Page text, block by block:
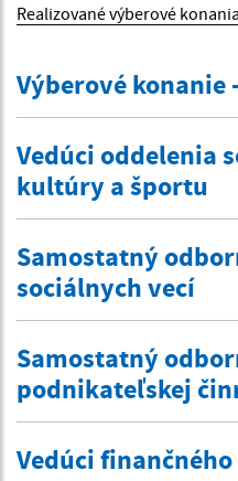
Realizované výberové konania
Výberové
Vedúci oddelenia
kultúry a športu
Samostatný
sociálnych vecí
Samostatný
podnikateľskej
Vedúci